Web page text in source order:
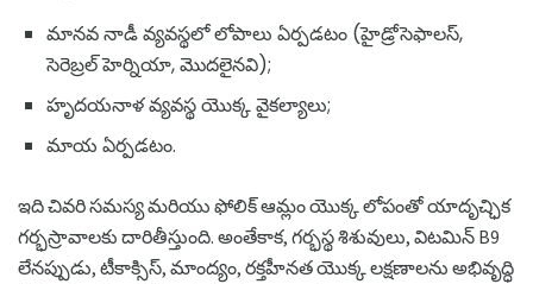
మానవ నాడీ వ్యవస్థలో లోపాలు ఏర్పడటం (హైడ్రోసెఫాలస్,
సెరెబ్రల్ హెర్నియా, మొదలైనవి);
హృదయనాళ వ్యవస్థ యొక్క వైకల్యాలు;
మాయ ఏర్పడటం.
ఇది చివరి సమస్య మరియు ఫోలిక్ ఆమ్లం యొక్క లోపంతో యాదృచ్ఛిక
గర్భస్రావాలకు దారితీస్తుంది. అంతేకాక, గర్భస్థ శిశువులు, విటమిన్ B9
లేనప్పుడు, టీకాక్సిస్, మాంద్యం, రక్తహీనత యొక్క లక్షణాలను అభివృద్ధి